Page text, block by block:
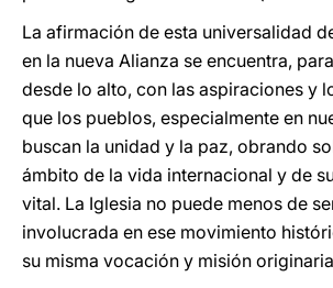
La afirmación de esta universalidad
en la nueva Alianza se encuentra,
desde lo alto, con las aspiraciones y
que los pueblos, especialmente en
buscan la unidad y la paz, obrando
ámbito de la vida internacional y de
vital. La Iglesia no puede menos de
involucrada en ese movimiento
su misma vocación y misión